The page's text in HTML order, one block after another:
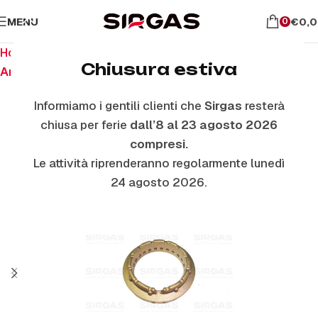
Chiusura estiva
Informiamo i gentili clienti che Sirgas resterà
chiusa per ferie dall’8 al 23 agosto 2026
compresi.
Le attività riprenderanno regolarmente lunedì
24 agosto 2026.
MENU 0 €
Home
Anelli E Piattelli Smaltati